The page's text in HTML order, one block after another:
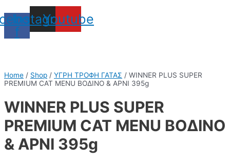
f
Instagram
Youtube
Home / Shop / ΥΓΡΗ ΤΡΟΦΗ ΓΑΤΑΣ / WINNER PLUS SUPER
PREMIUM CAT MENU ΒΟΔΙΝΟ & ΑΡΝΙ 395g
WINNER PLUS SUPER
PREMIUM CAT MENU ΒΟΔΙΝΟ
& ΑΡΝΙ 395g